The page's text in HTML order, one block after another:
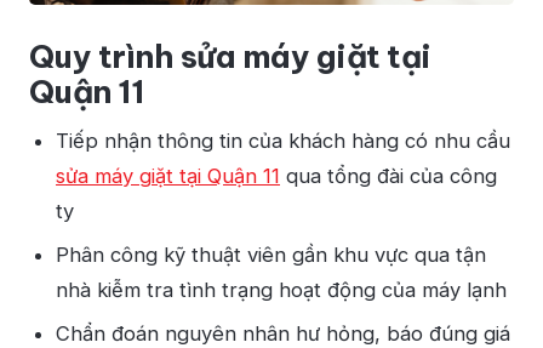
Quy trình sửa máy giặt tại
Quận 11
Tiếp nhận thông tin của khách hàng có nhu cầu
sửa máy giặt tại Quận 11 qua tổng đài của công
ty
Phân công kỹ thuật viên gần khu vực qua tận
nhà kiễm tra tình trạng hoạt động của máy lạnh
Chẩn đoán nguyên nhân hư hỏng, báo đúng giá